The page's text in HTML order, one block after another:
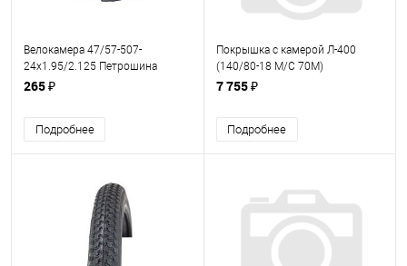
Велокамера 47/57-507-
24х1.95/2.125 Петрошина
265 ₽
Подробнее
Покрышка с камерой Л-400
(140/80-18 М/С 70М)
Петрошина)
7 755 ₽
Подробнее